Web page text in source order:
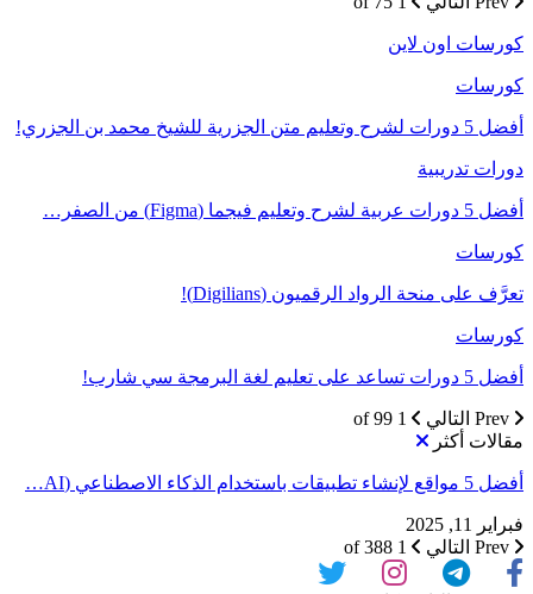
كورسات اون لاين
كورسات
أفضل 5 دورات لشرح وتعليم متن الجزرية للشيخ محمد بن الجزري!
دورات تدريبية
أفضل 5 دورات عربية لشرح وتعليم فيجما (Figma) من الصفر…
كورسات
تعرَّف على منحة الرواد الرقميون (Digilians)!
كورسات
أفضل 5 دورات تساعد على تعليم لغة البرمجة سي شارب!
التالي
1 of 99
مقالات أكثر
أفضل 5 مواقع لإنشاء تطبيقات باستخدام الذكاء الاصطناعي (AI…
فبراير 11, 2025
التالي 1 of 388